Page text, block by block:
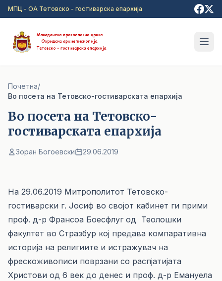
Прејди на главна содржина
МПЦ - ОА Тетовско - гостиварска епархија
Почетна/
Во посета на Тетовско-гостиварската епархија
Во посета на Тетовско-
гостиварската епархија
Зоран Богоевски 29.06.2019
На 29.06.2019 Митрополитот Тетовско-
гостиварски г. Јосиф во својот кабинет ги прими
проф. д-р Франсоа Боесфлуг од Теолошки
факултет во Стразбур кој предава компаративна
историја на религиите и истражувач на
фрескоживописи поврзани со распјатијата
Христови од 6 век до денес и проф. д-р Емануела